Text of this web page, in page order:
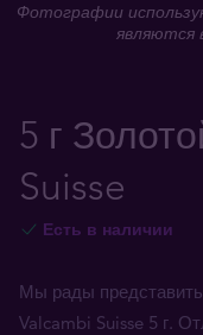
Фотографии
являются
5 г
Suisse
Есть в наличии
Мы рады
Valcambi Suisse 5 г.